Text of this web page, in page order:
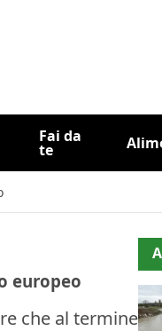
Fai da
te
europeo
che al termine